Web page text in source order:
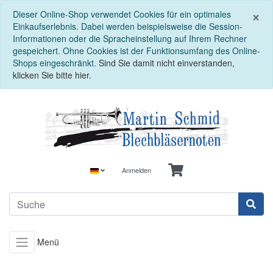
×
Dieser Online-Shop verwendet Cookies für ein optimales
Einkaufserlebnis. Dabei werden beispielsweise die Session-
Informationen oder die Spracheinstellung auf Ihrem Rechner
gespeichert. Ohne Cookies ist der Funktionsumfang des Online-
Shops eingeschränkt. Sind Sie damit nicht einverstanden,
klicken Sie bitte hier.
Anmelden
Menü